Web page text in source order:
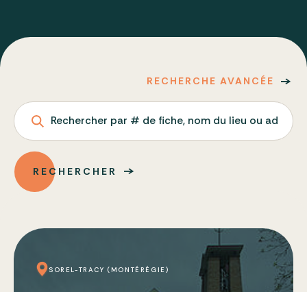
RECHERCHE AVANCÉE
Rechercher par # de fiche, nom du lieu ou adresse
RECHERCHER
SOREL-TRACY (MONTÉRÉGIE)